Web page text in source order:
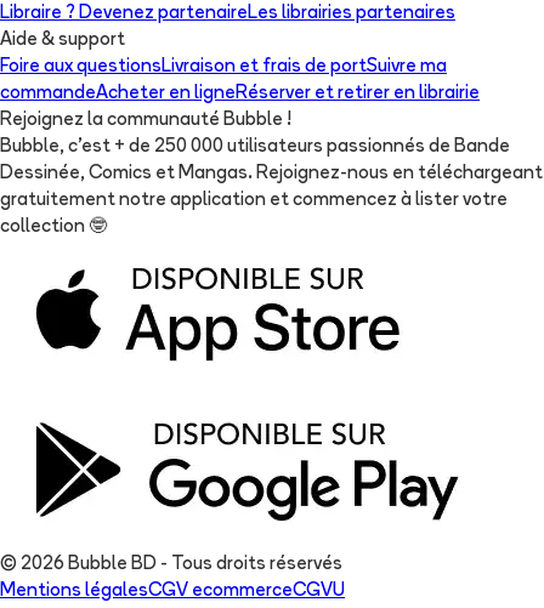
Libraire ? Devenez partenaireLes librairies partenaires
Aide & support
Foire aux questionsLivraison et frais de portSuivre ma
commandeAcheter en ligneRéserver et retirer en librairie
Rejoignez la communauté Bubble !
Bubble, c'est + de 250 000 utilisateurs passionnés de Bande
Dessinée, Comics et Mangas. Rejoignez-nous en téléchargeant
gratuitement notre application et commencez à lister votre
collection 🤓
© 2026 Bubble BD - Tous droits réservés
Mentions légalesCGV ecommerceCGVU